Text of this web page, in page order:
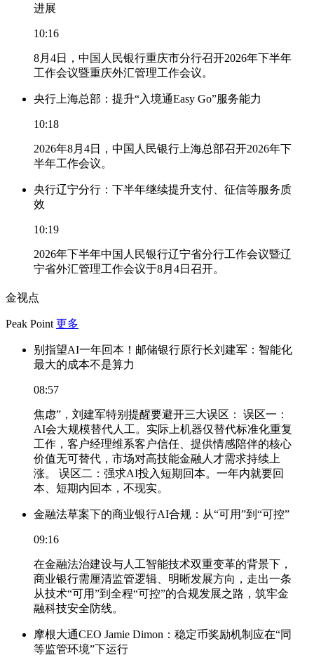
进展
10:16
8月4日，中国人民银行重庆市分行召开2026年下半年
工作会议暨重庆外汇管理工作会议。
央行上海总部：提升“入境通Easy Go”服务能力
10:18
2026年8月4日，中国人民银行上海总部召开2026年下
半年工作会议。
央行辽宁分行：下半年继续提升支付、征信等服务质
效
10:19
2026年下半年中国人民银行辽宁省分行工作会议暨辽
宁省外汇管理工作会议于8月4日召开。
金视点
Peak Point 更多
别指望AI一年回本！邮储银行原行长刘建军：智能化
最大的成本不是算力
08:57
焦虑”，刘建军特别提醒要避开三大误区： 误区一：
AI会大规模替代人工。实际上机器仅替代标准化重复
工作，客户经理维系客户信任、提供情感陪伴的核心
价值无可替代，市场对高技能金融人才需求持续上
涨。 误区二：强求AI投入短期回本。一年内就要回
本、短期内回本，不现实。
金融法草案下的商业银行AI合规：从“可用”到“可控”
09:16
在金融法治建设与人工智能技术双重变革的背景下，
商业银行需厘清监管逻辑、明晰发展方向，走出一条
从技术“可用”到全程“可控”的合规发展之路，筑牢金
融科技安全防线。
摩根大通CEO Jamie Dimon：稳定币奖励机制应在“同
等监管环境”下运行